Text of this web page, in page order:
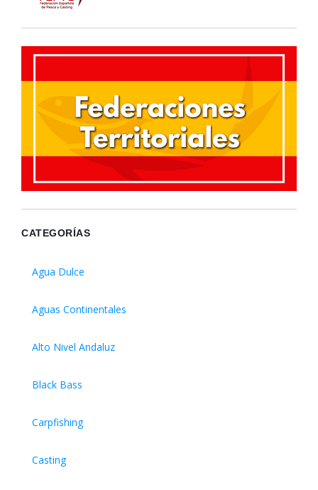
CATEGORÍAS
Agua Dulce
Aguas Continentales
Alto Nivel Andaluz
Black Bass
Carpfishing
Casting